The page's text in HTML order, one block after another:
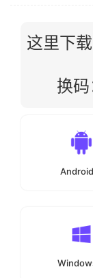
这里下
换码